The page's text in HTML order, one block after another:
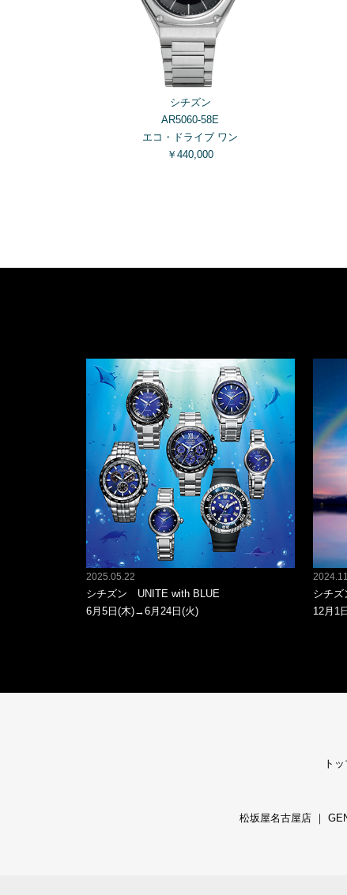
シチズン
AR5060-58E
エコ・ドライブ ワン
￥440,000
2025.05.22
シチズン UNITE with BLUE
6月5日(木)→6月24日(火)
シチ
12月1
ト
松坂屋名古屋店 ｜